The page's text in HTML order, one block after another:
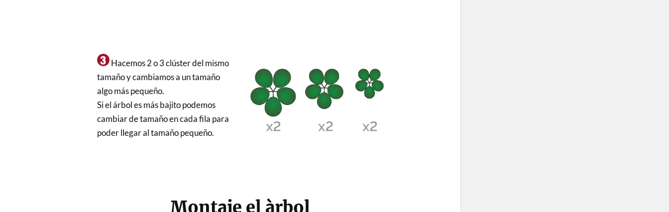
Hacemos 2 o 3 clúster del mismo
tamaño y cambiamos a un tamaño
algo más pequeño.
Si el árbol es más bajito podemos
cambiar de tamaño en cada fila para
poder llegar al tamaño pequeño.
Montaje el àrbol